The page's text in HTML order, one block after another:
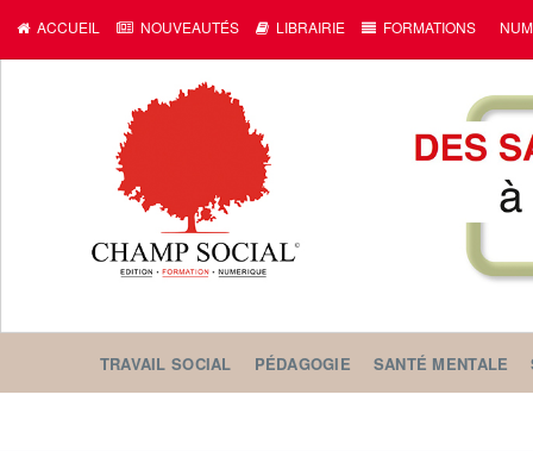
ACCUEIL NOUVEAUTÉS LIBRAIRIE FORMATIONS
TRAVAIL SOCIAL PÉDAGOGIE SANTÉ MENTALE